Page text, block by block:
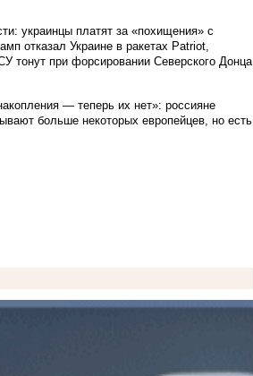
украинцы платят за «похищения» с
отказал Украине в ракетах Patriot,
тонут при форсировании Северского Донца
— теперь их нет»: россияне
больше некоторых европейцев, но есть